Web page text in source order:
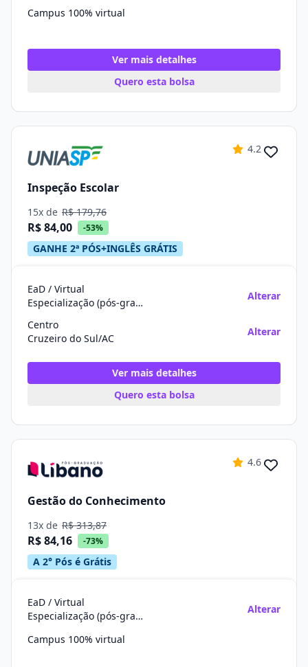
Campus 100% virtual
Ver mais detalhes
Quero esta bolsa
4.2
Inspeção Escolar
15x de R$ 179,76
R$ 84,00 -53%
GANHE 2ª PÓS+INGLÊS GRÁTIS
EaD / Virtual
Especialização (pós-graduação)
Alterar
Centro
Cruzeiro do Sul/AC
Alterar
Ver mais detalhes
Quero esta bolsa
4.6
Gestão do Conhecimento
13x de R$ 313,87
R$ 84,16 -73%
A 2° Pós é Grátis
EaD / Virtual
Especialização (pós-graduação)
Alterar
Campus 100% virtual